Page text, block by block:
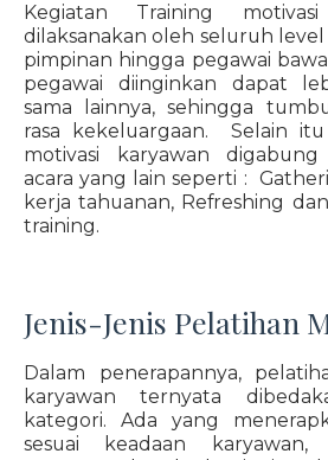
Kegiatan Training
dilaksanakan oleh seluruh
pimpinan hingga pegawai
pegawai diinginkan dapat
sama lainnya, sehingga
rasa kekeluargaan. Selain
motivasi karyawan
acara yang lain seperti :
kerja tahuanan, Refreshing
training.
Jenis-Jenis Pelatihan
Dalam penerapannya,
karyawan ternyata
kategori. Ada yang
sesuai keadaan